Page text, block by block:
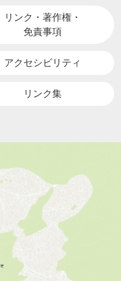
リンク・著作権・
免責事項
アクセシビリティ
リンク集